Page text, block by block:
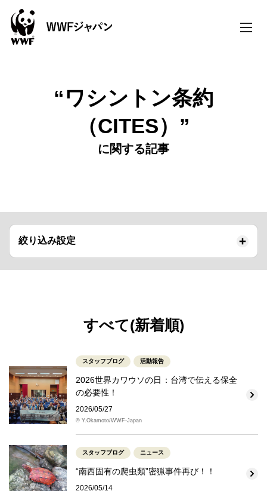
toggle
“ワシントン条約
（CITES）”
に関する記事
絞り込み設定
すべて(新着順)
スタッフブログ 活動報告
2026世界カワウソの日：台湾で伝える保全
の必要性！
2026/05/27
© Y.Okamoto/WWF-Japan
スタッフブログ ニュース
“南西固有の爬虫類”密猟事件再び！！
2026/05/14